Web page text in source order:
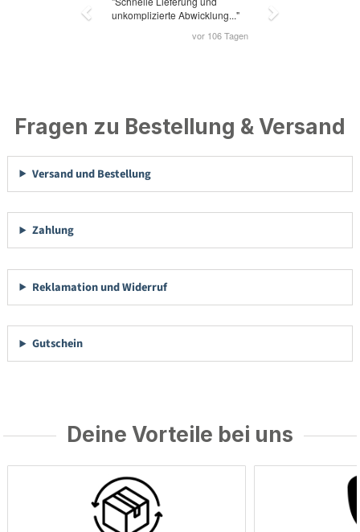
Fragen zu Bestellung & Versand
Versand und Bestellung
Zahlung
Reklamation und Widerruf
Gutschein
Deine Vorteile bei uns